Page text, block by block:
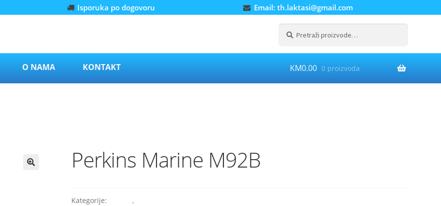
Isporuka po dogovoru Email: th.laktasi@gmail.com
O NAMA KONTAKT KM0.00 0 proizvoda
Perkins Marine M92B
Kategorije: Marine,